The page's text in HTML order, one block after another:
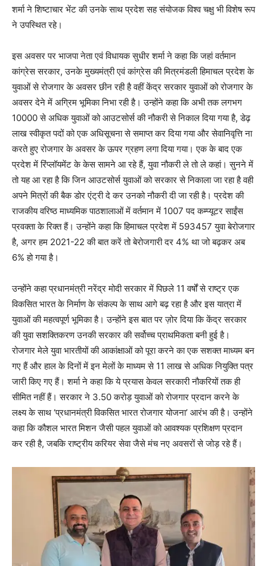
शर्मा ने शिष्टाचार भेंट की उनके साथ प्रदेश सह संयोजक विश्व चक्षु भी विशेष रूप
ने उपस्थित रहे।
इस अवसर पर भाजपा नेता एवं विधायक सुधीर शर्मा ने कहा कि जहां वर्तमान
कांग्रेस सरकार, उनके मुख्यमंत्री एवं कांग्रेस की मित्रमंडली हिमाचल प्रदेश के
युवाओं से रोजगार के अवसर छीन रही है वहीं केंद्र सरकार युवाओं को रोजगार के
अवसर देने में अग्रिम भूमिका निभा रही है। उन्होंने कहा कि अभी तक लगभग
10000 से अधिक युवाओं को आउटसोर्स की नौकरी से निकाल दिया गया है, डेढ़
लाख स्वीकृत पदों को एक अधिसूचना से समाप्त कर दिया गया और सेवानिवृत्ति ना
करते हुए रोजगार के अवसर के ऊपर ग्रहण लगा दिया गया। एक के बाद एक
प्रदेश में रिंप्लॉयमेंट के केस सामने आ रहे हैं, युवा नौकरी ले तो ले कहां। सुनने में
तो यह आ रहा है कि जिन आउटसोर्स युवाओं को सरकार से निकाला जा रहा है वही
अपने मित्रों की बैक डोर एंट्री दे कर उनको नौकरी दी जा रही है। प्रदेश की
राजकीय वरिष्ठ माध्यमिक पाठशालाओं में वर्तमान में 1007 पद कम्प्यूटर साईंस
प्रवक्ता के रिक्त हैं। उन्होंने कहा कि हिमाचल प्रदेश में 593457 युवा बेरोजगार
है, अगर हम 2021-22 की बात करें तो बेरोजगारी दर 4% था जो बढ़कर अब
6% हो गया है।
उन्होंने कहा प्रधानमंत्री नरेंद्र मोदी सरकार में पिछले 11 वर्षों से राष्ट्र एक
विकसित भारत के निर्माण के संकल्प के साथ आगे बढ़ रहा है और इस यात्रा में
युवाओं की महत्वपूर्ण भूमिका है। उन्होंने इस बात पर ज़ोर दिया कि केंद्र सरकार
की युवा सशक्तिकरण उनकी सरकार की सर्वोच्च प्राथमिकता बनी हुई है।
रोजगार मेले युवा भारतीयों की आकांक्षाओं को पूरा करने का एक सशक्त माध्यम बन
गए हैं और हाल के दिनों में इन मेलों के माध्यम से 11 लाख से अधिक नियुक्ति पत्र
जारी किए गए हैं। शर्मा ने कहा कि ये प्रयास केवल सरकारी नौकरियों तक ही
सीमित नहीं हैं। सरकार ने 3.50 करोड़ युवाओं को रोजगार प्रदान करने के
लक्ष्य के साथ ‘प्रधानमंत्री विकसित भारत रोजगार योजना’ आरंभ की है। उन्होंने
कहा कि कौशल भारत मिशन जैसी पहल युवाओं को आवश्यक प्रशिक्षण प्रदान
कर रही है, जबकि राष्ट्रीय करियर सेवा जैसे मंच नए अवसरों से जोड़ रहे हैं।